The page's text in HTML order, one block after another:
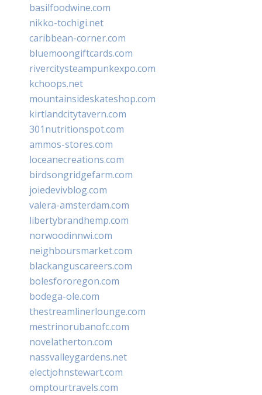
basilfoodwine.com
nikko-tochigi.net
caribbean-corner.com
bluemoongiftcards.com
rivercitysteampunkexpo.com
kchoops.net
mountainsideskateshop.com
kirtlandcitytavern.com
301nutritionspot.com
ammos-stores.com
loceanecreations.com
birdsongridgefarm.com
joiedevivblog.com
valera-amsterdam.com
libertybrandhemp.com
norwoodinnwi.com
neighboursmarket.com
blackanguscareers.com
bolesfororegon.com
bodega-ole.com
thestreamlinerlounge.com
mestrinorubanofc.com
novelatherton.com
nassvalleygardens.net
electjohnstewart.com
omptourtravels.com